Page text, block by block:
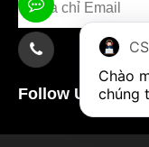
Follow Us:
Chào
chúng